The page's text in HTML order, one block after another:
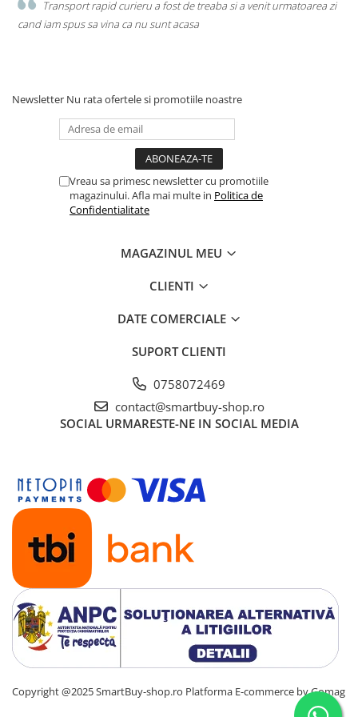
Cablu de conectare:1,5x5
Tip termostat:Telecomandă
Transport rapid curieru a fost de treaba si a venit urmatoarea zi
cand iam spus sa vina ca nu sunt acasa
Newsletter Nu rata ofertele si promotiile noastre
Vreau sa primesc newsletter cu promotiile
magazinului. Afla mai multe in Politica de
Confidentialitate
MAGAZINUL MEU
CLIENTI
DATE COMERCIALE
SUPORT CLIENTI
0758072469
contact@smartbuy-shop.ro
SOCIAL URMARESTE-NE IN SOCIAL MEDIA
Copyright @2025 SmartBuy-shop.ro Platforma E-commerce by Gomag